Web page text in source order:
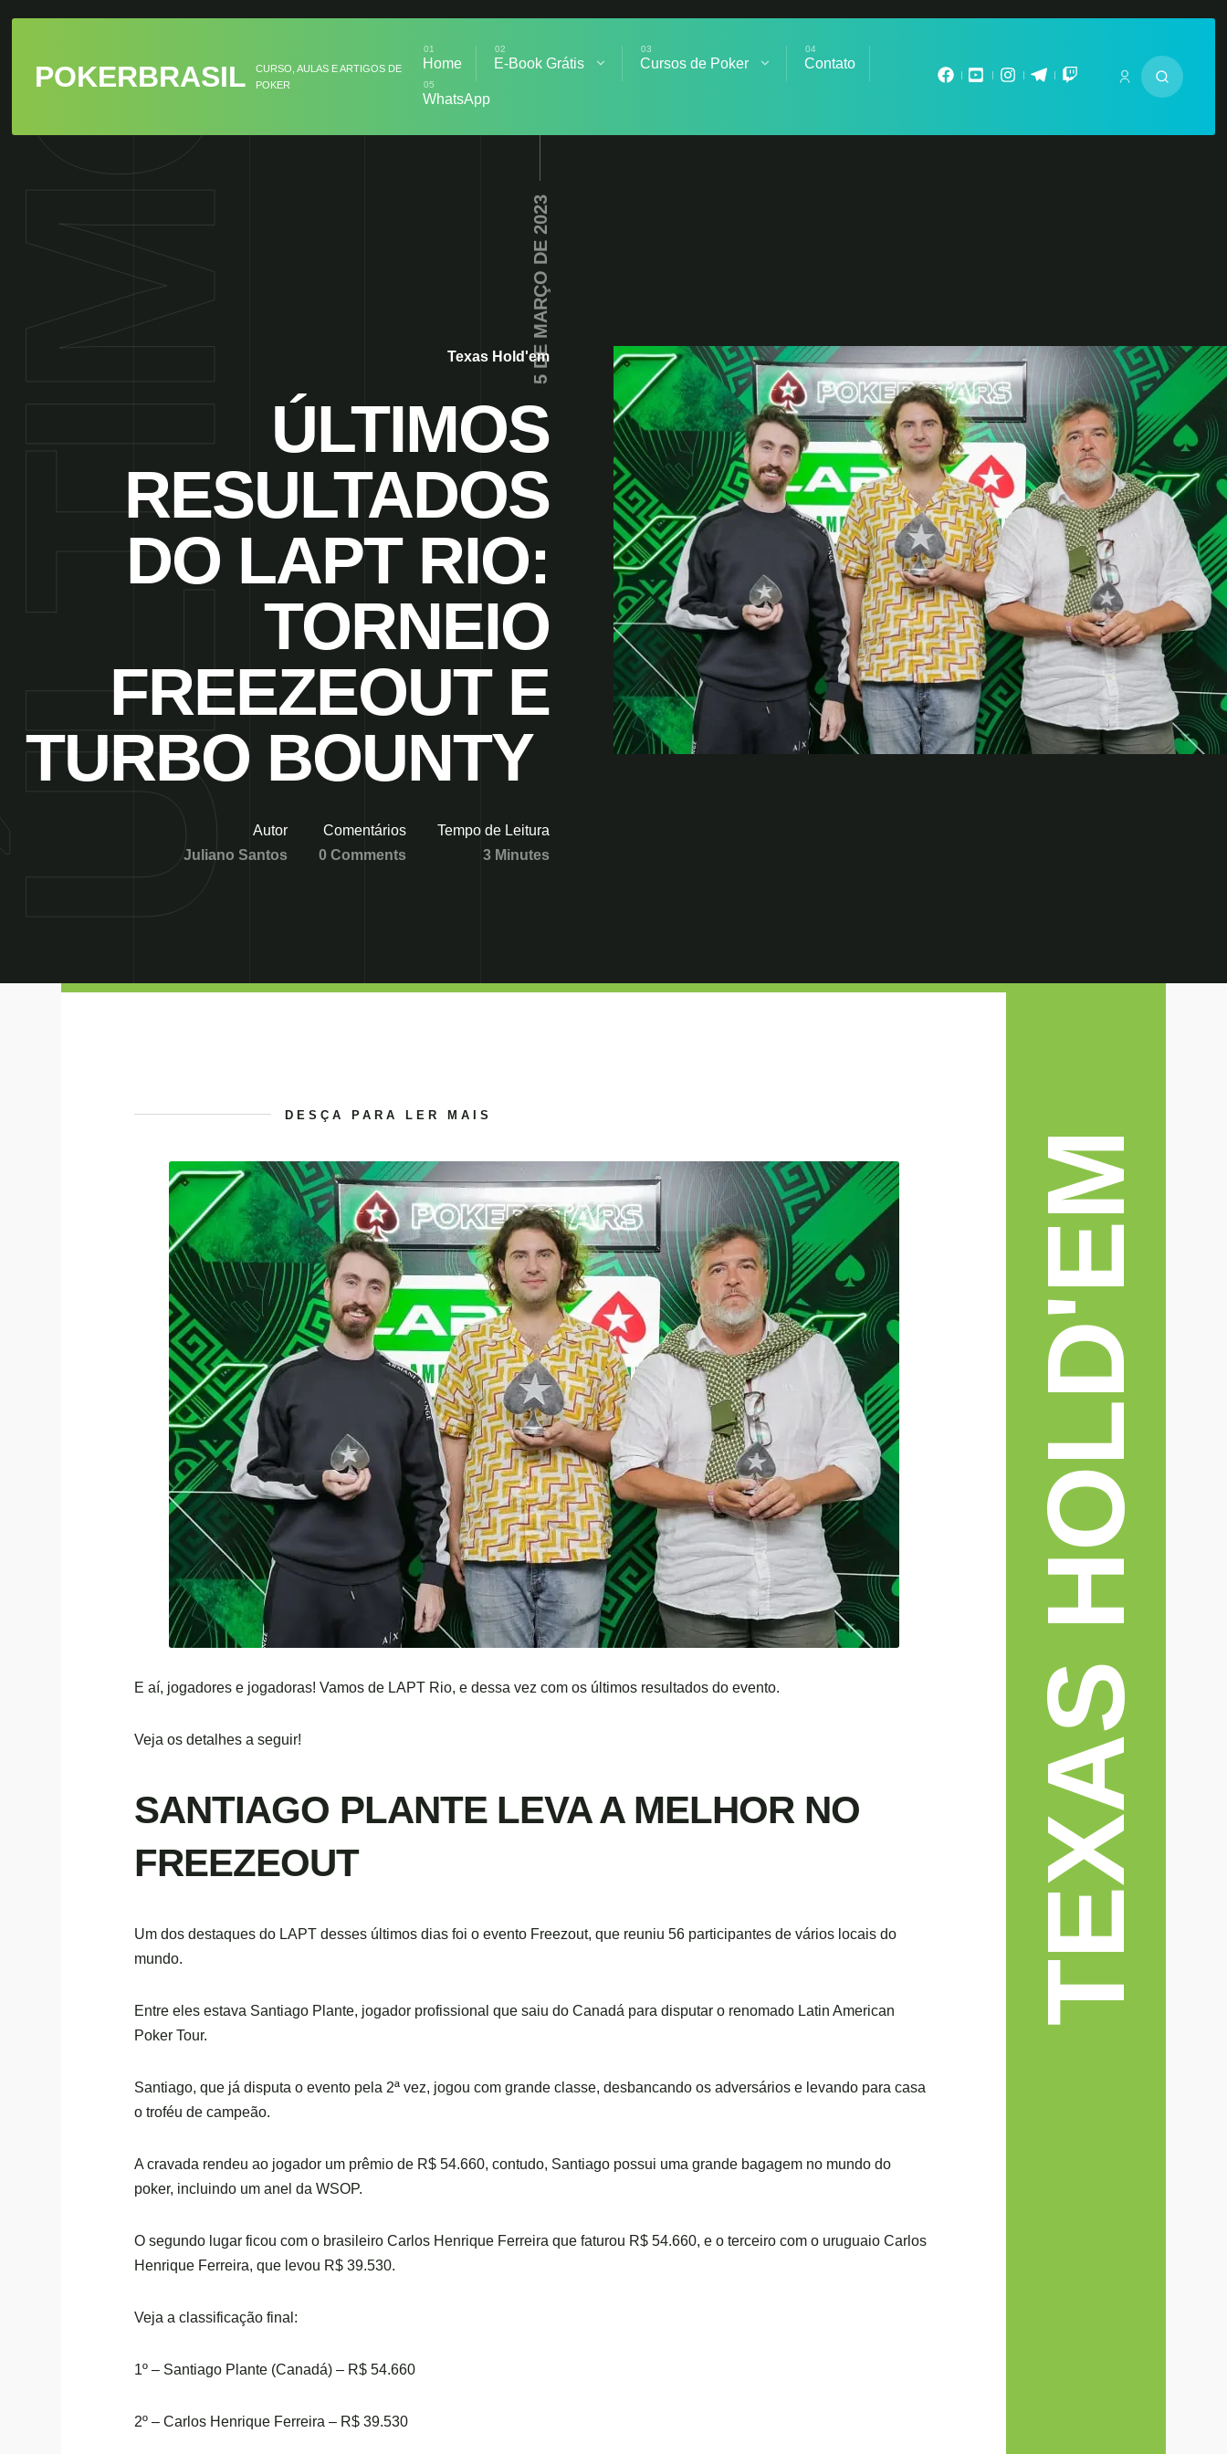
POKERBRASIL
CURSO, AULAS E ARTIGOS DE
POKER
Home E-Book Grátis Cursos de Poker Contato
WhatsApp
5 DE MARÇO DE 2023
Texas Hold'em
ÚLTIMOS
RESULTADOS
DO LAPT RIO:
TORNEIO
FREEZEOUT E
TURBO BOUNTY
Autor
Juliano Santos
Comentários
0 Comments
Tempo de Leitura
3 Minutes
DESÇA PARA LER MAIS
E aí, jogadores e jogadoras! Vamos de LAPT Rio, e dessa vez com os últimos resultados do evento.
Veja os detalhes a seguir!
SANTIAGO PLANTE LEVA A MELHOR NO
FREEZEOUT
Um dos destaques do LAPT desses últimos dias foi o evento Freezout, que reuniu 56 participantes de vários locais do
mundo.
Entre eles estava Santiago Plante, jogador profissional que saiu do Canadá para disputar o renomado Latin American
Poker Tour.
Santiago, que já disputa o evento pela 2ª vez, jogou com grande classe, desbancando os adversários e levando para casa
o troféu de campeão.
A cravada rendeu ao jogador um prêmio de R$ 54.660, contudo, Santiago possui uma grande bagagem no mundo do
poker, incluindo um anel da WSOP.
O segundo lugar ficou com o brasileiro Carlos Henrique Ferreira que faturou R$ 54.660, e o terceiro com o uruguaio Carlos
Henrique Ferreira, que levou R$ 39.530.
Veja a classificação final:
1º – Santiago Plante (Canadá) – R$ 54.660
2º – Carlos Henrique Ferreira – R$ 39.530
TEXAS HOLD'EM